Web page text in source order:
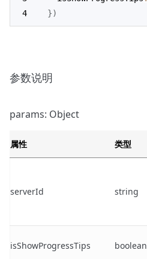
})
参数说明
params: Object
属性 类型
serverId string
isShowProgressTips boolean